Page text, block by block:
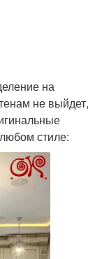
на
не выйдет,
стиле: